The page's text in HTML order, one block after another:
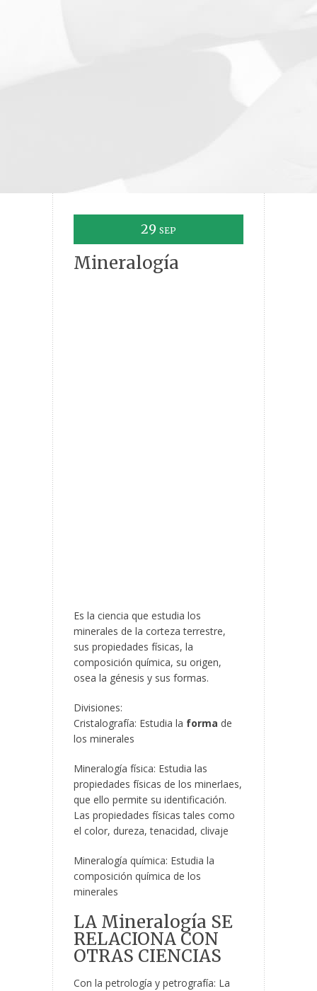
29 SEP
Mineralogía
Es la ciencia que estudia los
minerales de la corteza terrestre,
sus propiedades físicas, la
composición química, su origen,
osea la génesis y sus formas.
Divisiones:
Cristalografía: Estudia la forma de
los minerales
Mineralogía física: Estudia las
propiedades físicas de los minerlaes,
que ello permite su identificación.
Las propiedades físicas tales como
el color, dureza, tenacidad, clivaje
Mineralogía química: Estudia la
composición química de los
minerales
LA Mineralogía SE
RELACIONA CON
OTRAS CIENCIAS
Con la petrología y petrografía: La